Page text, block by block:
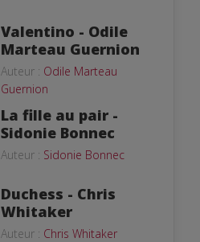
Valentino - Odile
Marteau Guernion
Auteur : Odile Marteau
Guernion
La fille au pair -
Sidonie Bonnec
Auteur : Sidonie Bonnec
Duchess - Chris
Whitaker
Auteur : Chris Whitaker